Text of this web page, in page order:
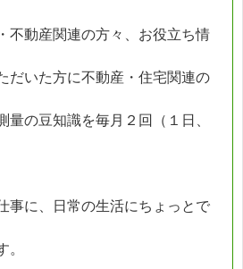
不動産関連の方々、お役立ち情
だいた方に不動産・住宅関連の
量の豆知識を毎月２回（１日、
事に、日常の生活にちょっとで
。